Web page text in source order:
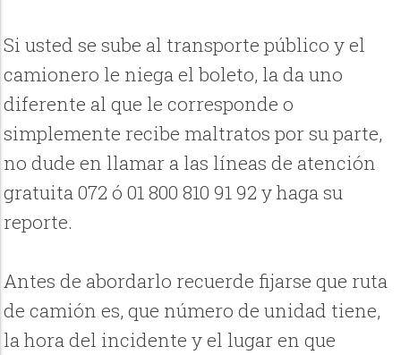
Si usted se sube al transporte público y el
camionero le niega el boleto, la da uno
diferente al que le corresponde o
simplemente recibe maltratos por su parte,
no dude en llamar a las líneas de atención
gratuita 072 ó 01 800 810 91 92 y haga su
reporte.
Antes de abordarlo recuerde fijarse que ruta
de camión es, que número de unidad tiene,
la hora del incidente y el lugar en que